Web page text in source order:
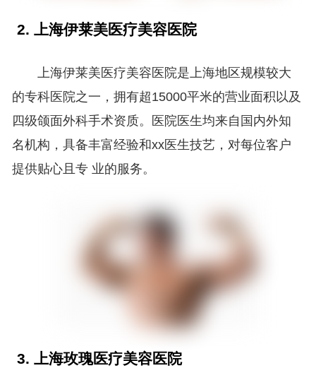
2. 上海伊莱美医疗美容医院
上海伊莱美医疗美容医院是上海地区规模较大
的专科医院之一，拥有超15000平米的营业面积以及
四级颌面外科手术资质。医院医生均来自国内外知
名机构，具备丰富经验和xx医生技艺，对每位客户
提供贴心且专 业的服务。
3. 上海玫瑰医疗美容医院